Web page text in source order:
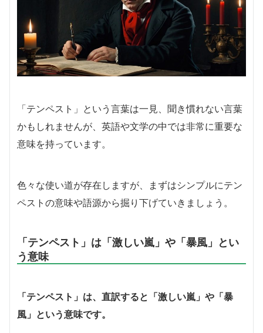
「テンペスト」という言葉は一見、聞き慣れない言葉
かもしれませんが、英語や文学の中では非常に重要な
意味を持っています。
色々な使い道が存在しますが、まずはシンプルにテン
ペストの意味や語源から掘り下げていきましょう。
「テンペスト」は「激しい嵐」や「暴風」とい
う意味
「テンペスト」は、直訳すると「激しい嵐」や「暴
風」という意味です。